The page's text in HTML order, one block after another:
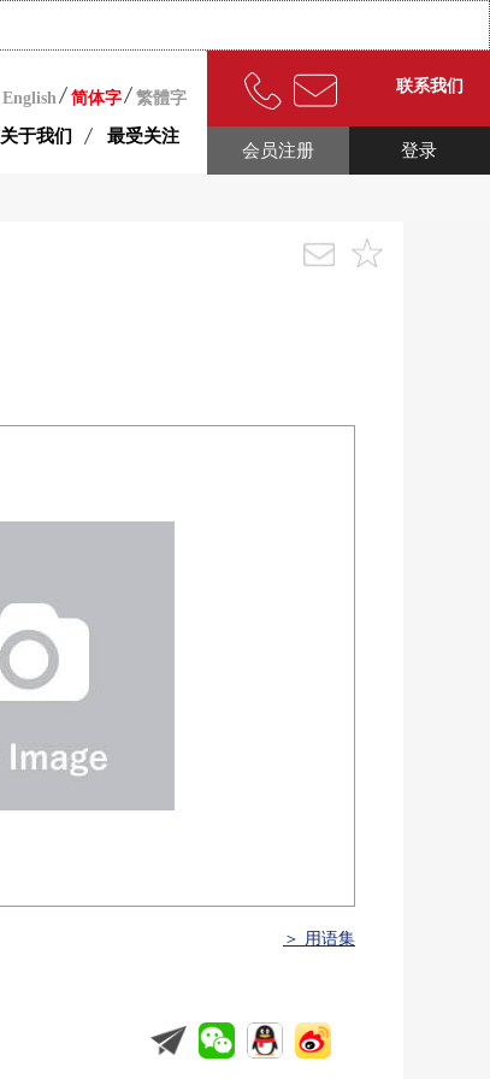
English 简体字 繁體字
关于我们 最受关注
联系我们
登录
会员注册
＞ 用语集